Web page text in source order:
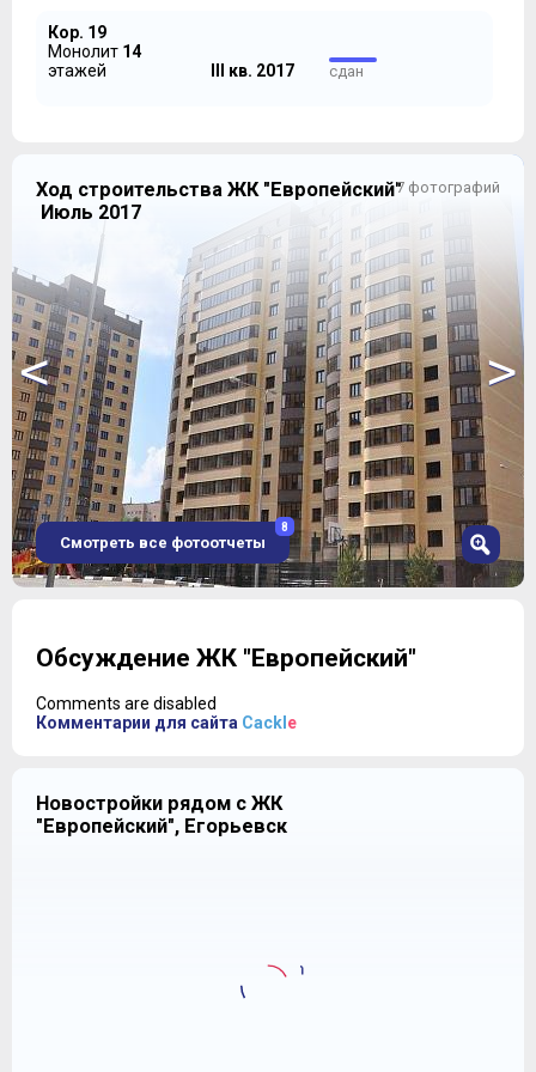
В подъездах устанавливаются лифты фирмы KONE,
лоджии, положенные всем без исключения квартирам
в Комплексе, застекляются с использованием
алюминиевого профиля.
О СРОКАХ
Кор. 19
Монолит 14
этажей
III кв. 2017 сдан
7 фотографий
Ход строительства ЖК "Европейский"
Июль 2017
< >
3
5
Смотреть все фотоотчеты
8
Обсуждение ЖК "Европейский"
Comments are disabled
Комментарии для сайта Cackl e
Новостройки рядом с ЖК
"Европейский", Егорьевск